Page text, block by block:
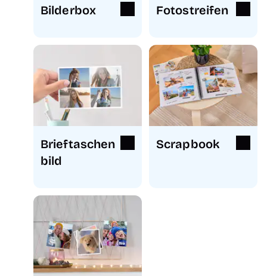
Bilderbox Fotostreifen
Brieftaschen
bild
Scrapbook